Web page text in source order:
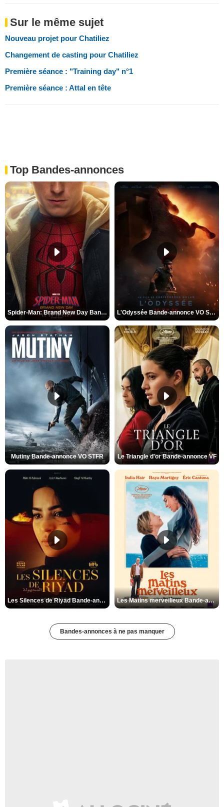
Sur le même sujet
Nouveau projet pour Chatiliez
Changement de casting pour Chatiliez
Première séance : "Training day" n°1
Première séance : Attal en tête
Top Bandes-annonces
Spider-Man: Brand New Day Bande-annonce VO STFR L'Odyssée Bande-annonce VO STFR
Mutiny Bande-annonce VO STFR Le Triangle d'or Bande-annonce VF
Les Silences de Riyad Bande-annonce VO STFR Les Matins merveilleux Bande-annonce VF
Bandes-annonces à ne pas manquer